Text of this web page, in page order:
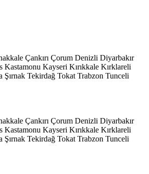
Çankırı Çorum Denizli Diyarbakır
Kastamonu Kayseri Kırıkkale Kırklareli
Şırnak Tekirdağ Tokat Trabzon Tunceli
Çankırı Çorum Denizli Diyarbakır
Kastamonu Kayseri Kırıkkale Kırklareli
Şırnak Tekirdağ Tokat Trabzon Tunceli